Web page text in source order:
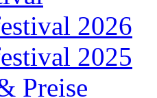
2026
2025
Preise